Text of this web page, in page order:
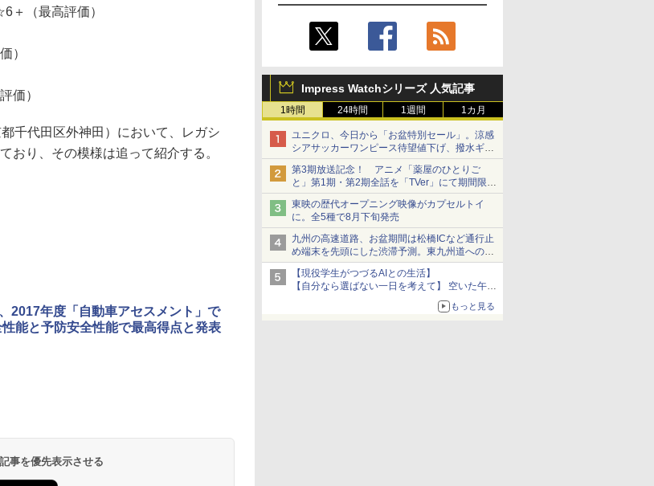
Impress Watchシリーズ 人気記事
1時間 24時間 1週間 1カ月
ユニクロ、今日から「お盆特別セール」。涼感
シアサッカーワンピース待望値下げ、撥水ギア
ショーツは1990円に
第3期放送記念！ アニメ「薬屋のひとりご
と」第1期・第2期全話を「TVer」にて期間限定
で順次無料配信開始
東映の歴代オープニング映像がカプセルトイ
に。全5種で8月下旬発売
九州の高速道路、お盆期間は松橋ICなど通行止
め端末を先頭にした渋滞予測。東九州道への迂
回は料金調整を実施
【現役学生がつづるAIとの生活】
【自分なら選ばない一日を考えて】 空いた午後
をチャッピーに捧げたら、思わぬ絶景に出会っ
もっと見る
（最高評価）
）
価）
千代田区外神田）において、レガシ
おり、その模様は追って紹介する。
2017年度「自動車アセスメント」で
性能と予防安全性能で最高得点と発表
事を優先表示させる